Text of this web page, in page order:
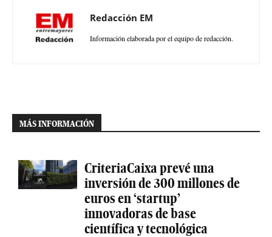
Redacción EM
Información elaborada por el equipo de redacción.
MÁS INFORMACIÓN
CriteriaCaixa prevé una
inversión de 300 millones de
euros en ‘startup’
innovadoras de base
científica y tecnológica